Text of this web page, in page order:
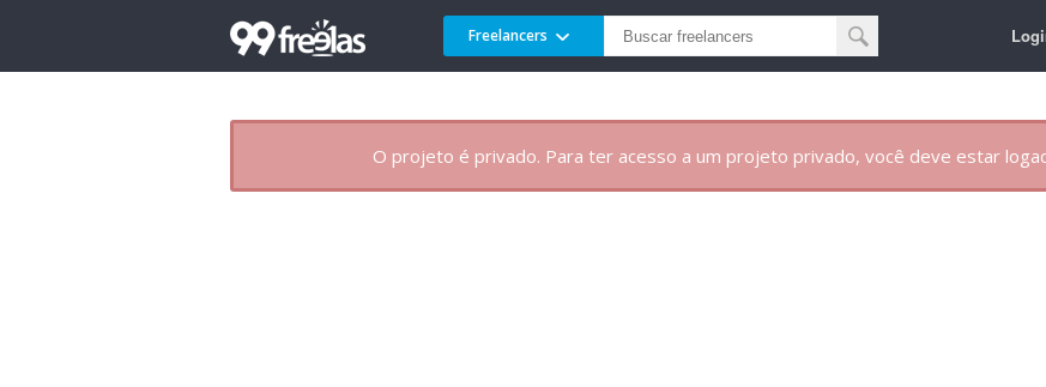
Freelancers
O projeto é privado. Para ter acesso a um projeto privado, você deve estar